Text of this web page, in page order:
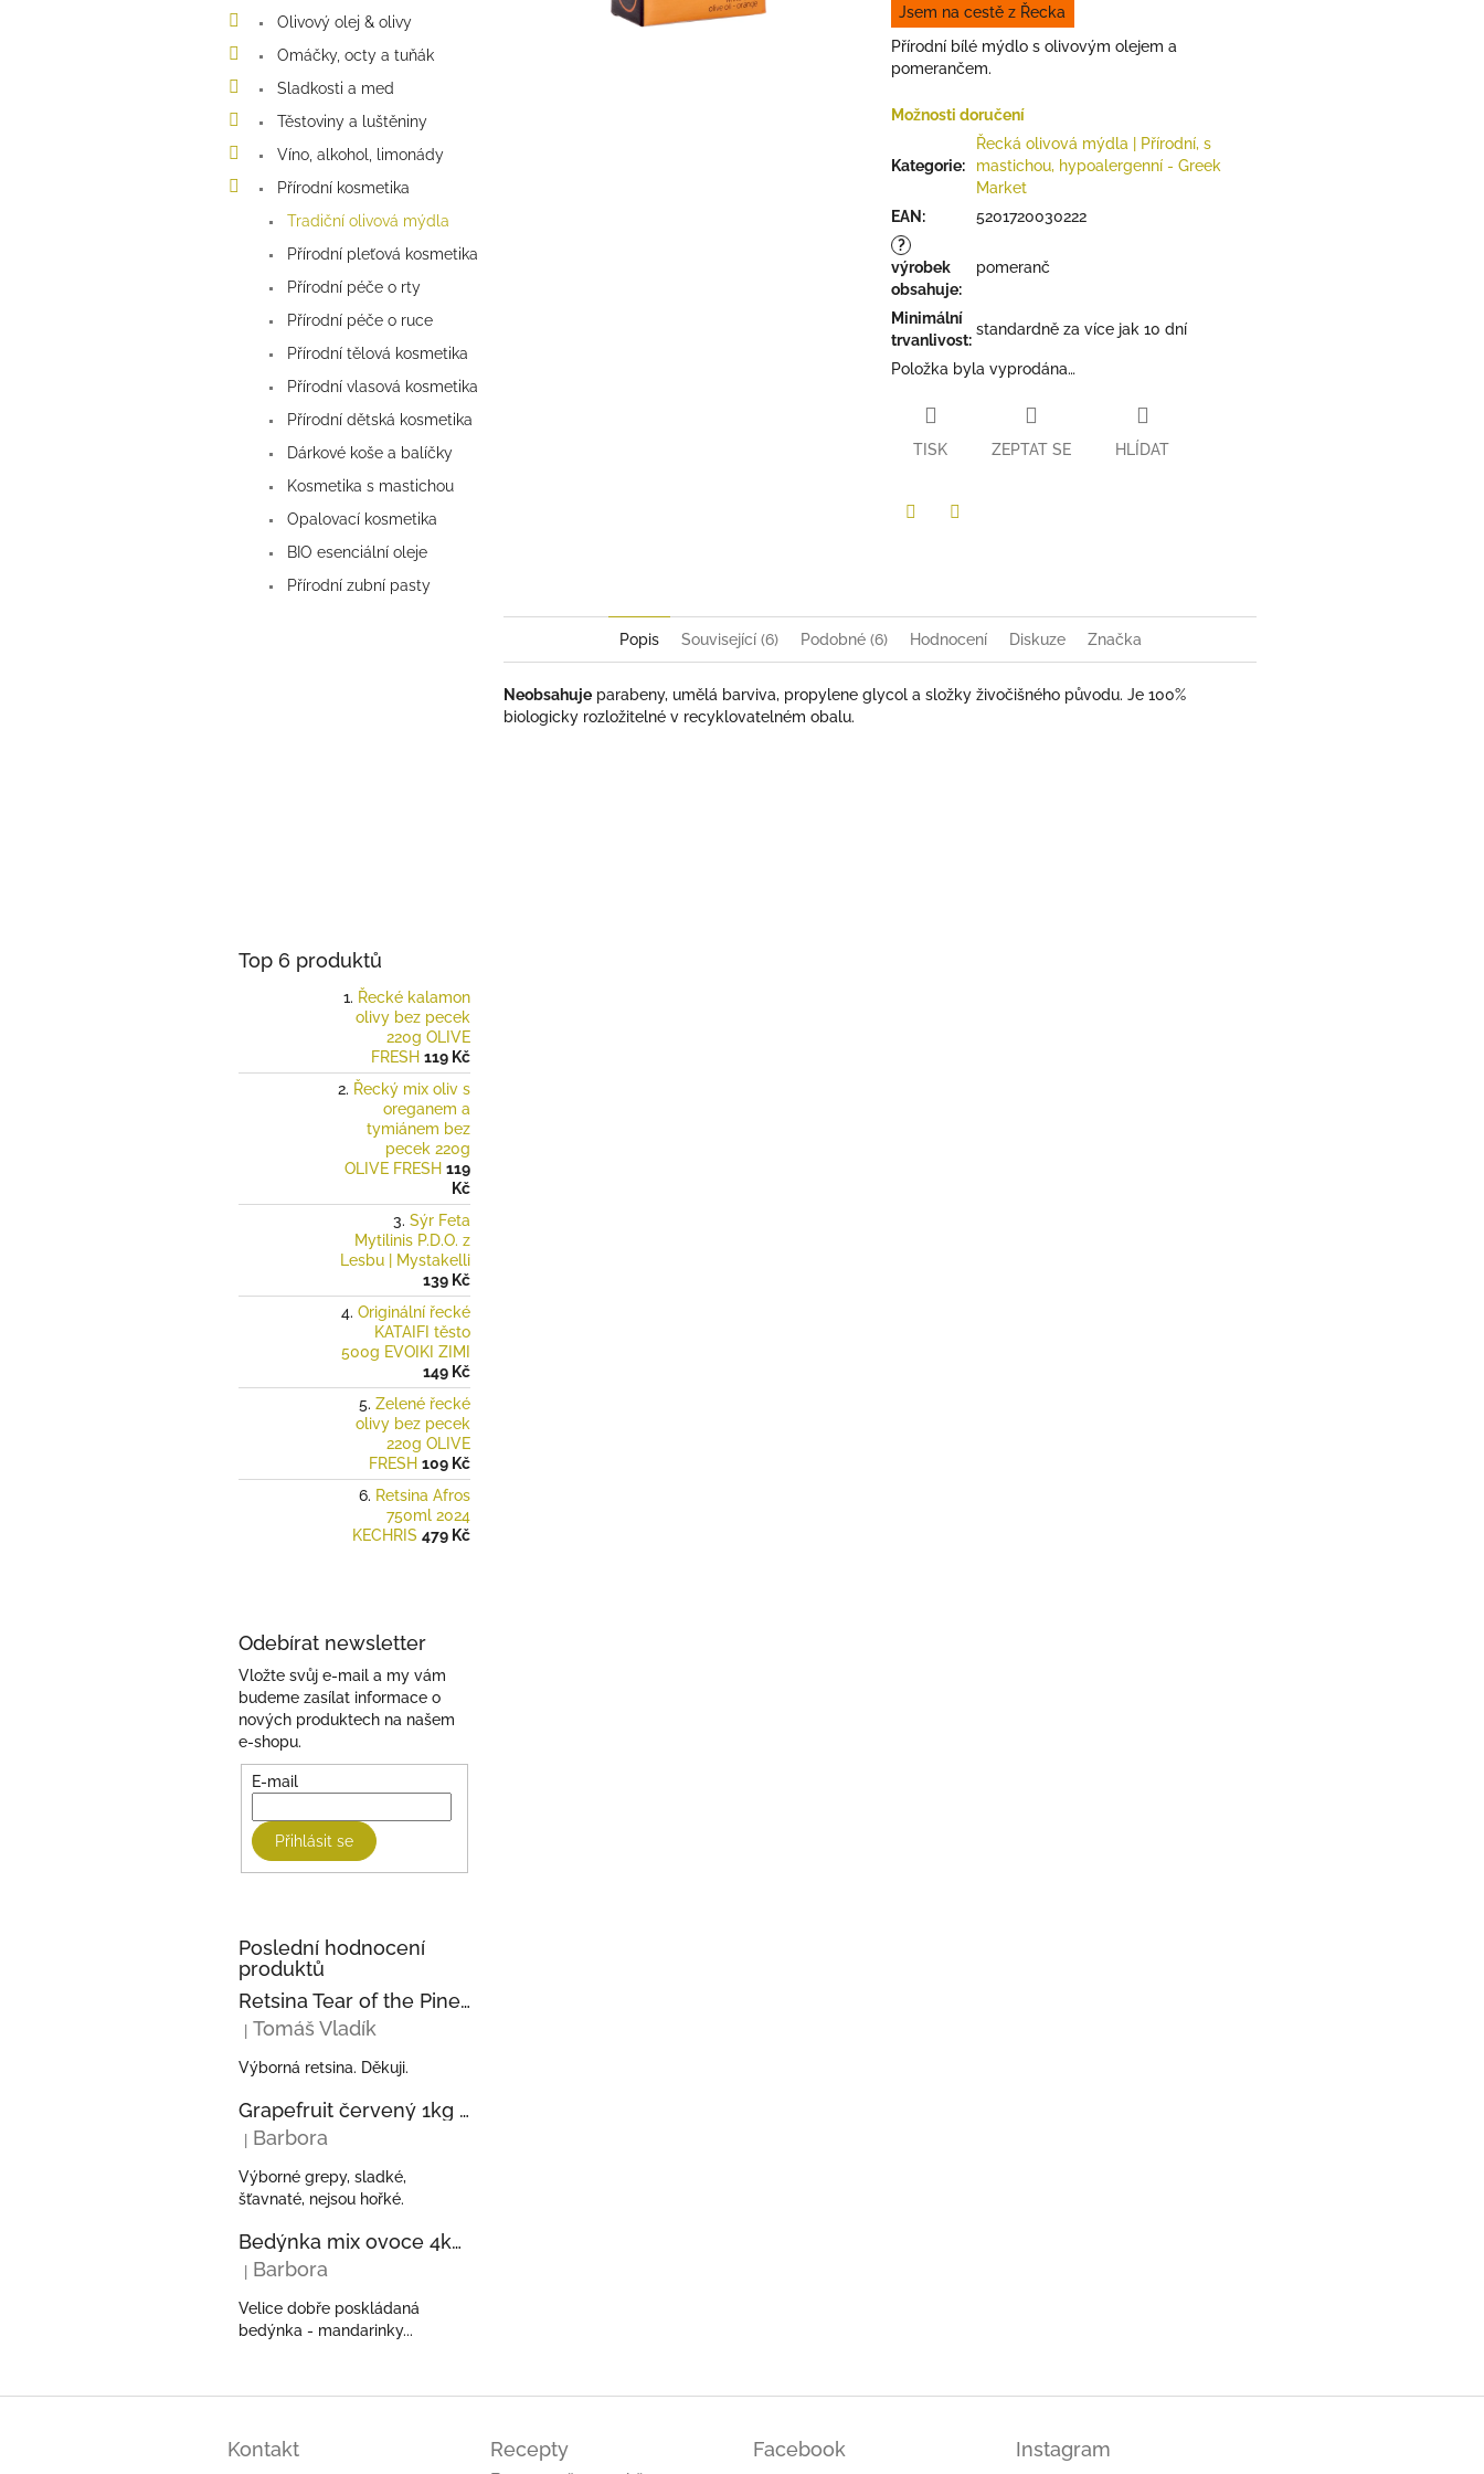
Olivový olej & olivy
Omáčky, octy a tuňák
Sladkosti a med
Těstoviny a luštěniny
Víno, alkohol, limonády
Přírodní kosmetika
Tradiční olivová mýdla
Přírodní pleťová kosmetika
Přírodní péče o rty
Přírodní péče o ruce
Přírodní tělová kosmetika
Přírodní vlasová kosmetika
Přírodní dětská kosmetika
Dárkové koše a balíčky
Kosmetika s mastichou
Opalovací kosmetika
BIO esenciální oleje
Přírodní zubní pasty
Top 6 produktů
Řecké kalamon
olivy bez pecek
220g OLIVE
FRESH 119 Kč
Řecký mix oliv s
oreganem a
tymiánem bez
pecek 220g
OLIVE FRESH 119
Kč
Sýr Feta
Mytilinis P.D.O. z
Lesbu | Mystakelli
139 Kč
Originální řecké
KATAIFI těsto
500g EVOIKI ZIMI
149 Kč
Zelené řecké
olivy bez pecek
220g OLIVE
FRESH 109 Kč
Retsina Afros
750ml 2024
KECHRIS 479 Kč
Odebírat newsletter
Vložte svůj e-mail a my vám
budeme zasílat informace o
nových produktech na našem
e-shopu.
E-mail
Přihlásit se
Poslední hodnocení
produktů
Retsina Tear of the Pine 750ml 2023 KECHRIS
Hodnocení produktu je 5 z 5 hvězdiček.
| Tomáš Vladík
Výborná retsina. Děkuji.
Grapefruit červený 1kg z Řecka
Hodnocení produktu je 5 z 5 hvězdiček.
| Barbora
Výborné grepy, sladké,
šťavnaté, nejsou hořké.
Bedýnka mix ovoce 4kg - pomeranče, mandarinky, kiwi, avokáda z Řecka
Hodnocení produktu je 5 z 5 hvězdiček.
| Barbora
Velice dobře poskládaná
bedýnka - mandarinky...
5
hvězdiček.
Jsem na cestě z Řecka
Přírodní bílé mýdlo s olivovým olejem a
pomerančem.
Možnosti doručení
Kategorie:
Řecká olivová mýdla | Přírodní, s
mastichou, hypoalergenní - Greek
Market
EAN :
5201720030222
?
výrobek
obsahuje:
pomeranč
Minimální
trvanlivost:
standardně za více jak 10 dní
Položka byla vyprodána…
TISK ZEPTAT SE HLÍDAT
Popis Související (6) Podobné (6) Hodnocení Diskuze Značka
Neobsahuje parabeny, umělá barviva, propylene glycol a složky živočišného původu. Je 100%
biologicky rozložitelné v recyklovatelném obalu.
Kontakt Recepty Facebook Instagram